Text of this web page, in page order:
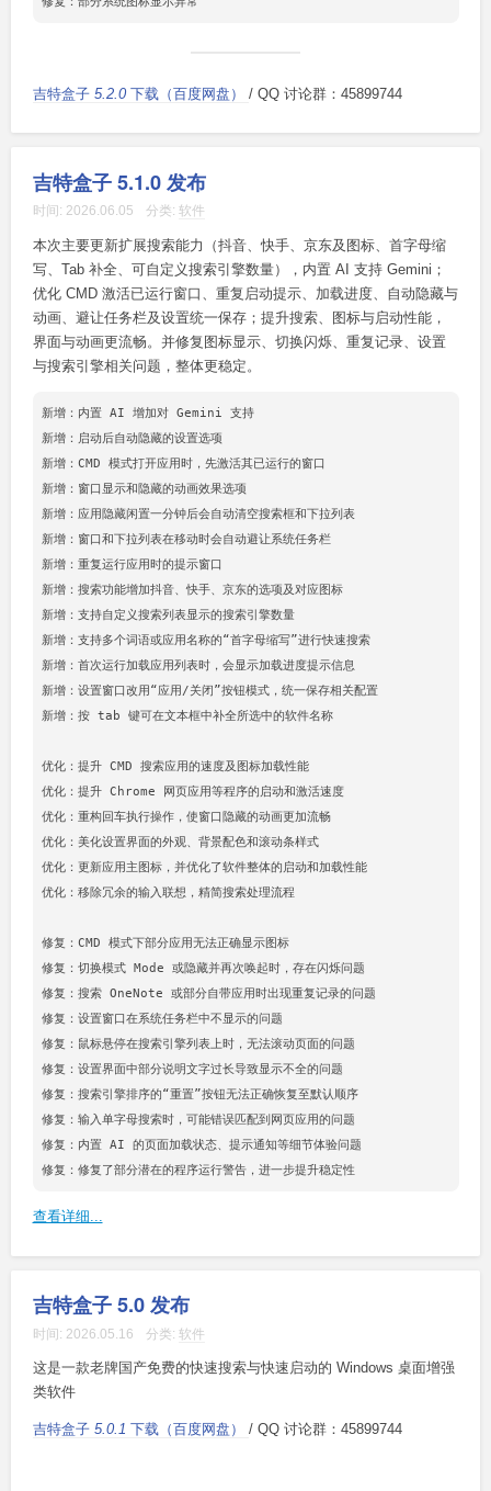
吉特盒子 5.2.0下载（百度网盘） / QQ 讨论群：45899744
吉特盒子 5.1.0 发布
时间: 2026.06.05 分类: 软件
本次主要更新扩展搜索能力（抖音、快手、京东及图标、首字母缩
写、Tab 补全、可自定义搜索引擎数量），内置 AI 支持 Gemini；
优化 CMD 激活已运行窗口、重复启动提示、加载进度、自动隐藏与
动画、避让任务栏及设置统一保存；提升搜索、图标与启动性能，
界面与动画更流畅。并修复图标显示、切换闪烁、重复记录、设置
与搜索引擎相关问题，整体更稳定。
新增：内置 AI 增加对 Gemini 支持
新增：启动后自动隐藏的设置选项
新增：CMD 模式打开应用时，先激活其已运行的窗口
新增：窗口显示和隐藏的动画效果选项
新增：应用隐藏闲置一分钟后会自动清空搜索框和下拉列表
新增：窗口和下拉列表在移动时会自动避让系统任务栏
新增：重复运行应用时的提示窗口
新增：搜索功能增加抖音、快手、京东的选项及对应图标
新增：支持自定义搜索列表显示的搜索引擎数量
新增：支持多个词语或应用名称的“首字母缩写”进行快速搜索
新增：首次运行加载应用列表时，会显示加载进度提示信息
新增：设置窗口改用“应用/关闭”按钮模式，统一保存相关配置
新增：按 tab 键可在文本框中补全所选中的软件名称
优化：提升 CMD 搜索应用的速度及图标加载性能
优化：提升 Chrome 网页应用等程序的启动和激活速度
优化：重构回车执行操作，使窗口隐藏的动画更加流畅
优化：美化设置界面的外观、背景配色和滚动条样式
优化：更新应用主图标，并优化了软件整体的启动和加载性能
优化：移除冗余的输入联想，精简搜索处理流程
修复：CMD 模式下部分应用无法正确显示图标
修复：切换模式 Mode 或隐藏并再次唤起时，存在闪烁问题
修复：搜索 OneNote 或部分自带应用时出现重复记录的问题
修复：设置窗口在系统任务栏中不显示的问题
修复：鼠标悬停在搜索引擎列表上时，无法滚动页面的问题
修复：设置界面中部分说明文字过长导致显示不全的问题
修复：搜索引擎排序的“重置”按钮无法正确恢复至默认顺序
修复：输入单字母搜索时，可能错误匹配到网页应用的问题
修复：内置 AI 的页面加载状态、提示通知等细节体验问题
查看详细...
吉特盒子 5.0 发布
时间: 2026.05.16 分类: 软件
这是一款老牌国产免费的快速搜索与快速启动的 Windows 桌面增强
类软件
吉特盒子 5.0.1 下载（百度网盘） / QQ 讨论群：45899744